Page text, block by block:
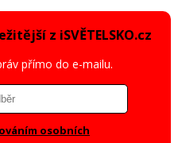
z iSVĚTELSKO.cz
přímo do e-mailu.
osobních